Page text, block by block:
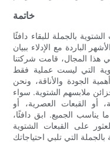
خاتمة
بالجملة للبقاء دافئًا
الباردة مع الإدلاء ببيان
الخبرة في هذا المجال، قامت شركتنا
التي ليست عملية فقط
الجودة والأناقة، ونحن
ملابسهم الشتوية. سواء
أو القبعات العصرية، أو
ما يناسب الجميع. ابق دافئًا،
على القبعات الشتوية